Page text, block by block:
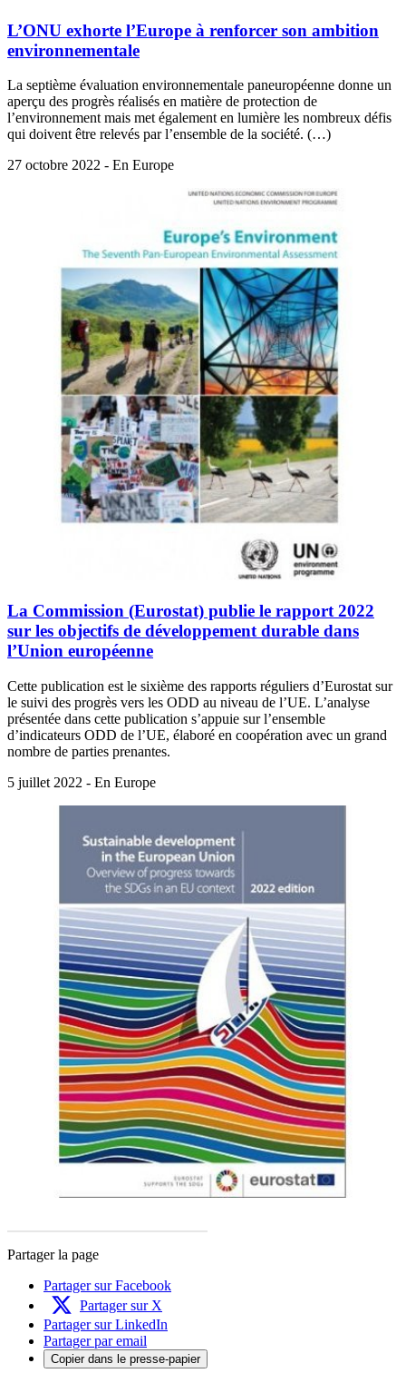
L’ONU exhorte l’Europe à renforcer son ambition
environnementale
La septième évaluation environnementale paneuropéenne donne un
aperçu des progrès réalisés en matière de protection de
l’environnement mais met également en lumière les nombreux défis
qui doivent être relevés par l’ensemble de la société. (…)
27 octobre 2022 - En Europe
La Commission (Eurostat) publie le rapport 2022
sur les objectifs de développement durable dans
l’Union européenne
Cette publication est le sixième des rapports réguliers d’Eurostat sur
le suivi des progrès vers les ODD au niveau de l’UE. L’analyse
présentée dans cette publication s’appuie sur l’ensemble
d’indicateurs ODD de l’UE, élaboré en coopération avec un grand
nombre de parties prenantes.
5 juillet 2022 - En Europe
Partager la page
Partager sur Facebook
Partager sur X
Partager sur LinkedIn
Partager par email
Copier dans le presse-papier